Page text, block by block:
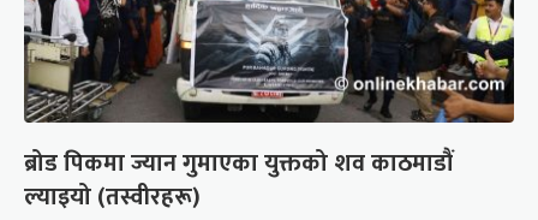
ब्रोड पिकमा ज्यान गुमाएका युक्तको शव काठमाडौं
ल्याइयो (तस्वीरहरू)